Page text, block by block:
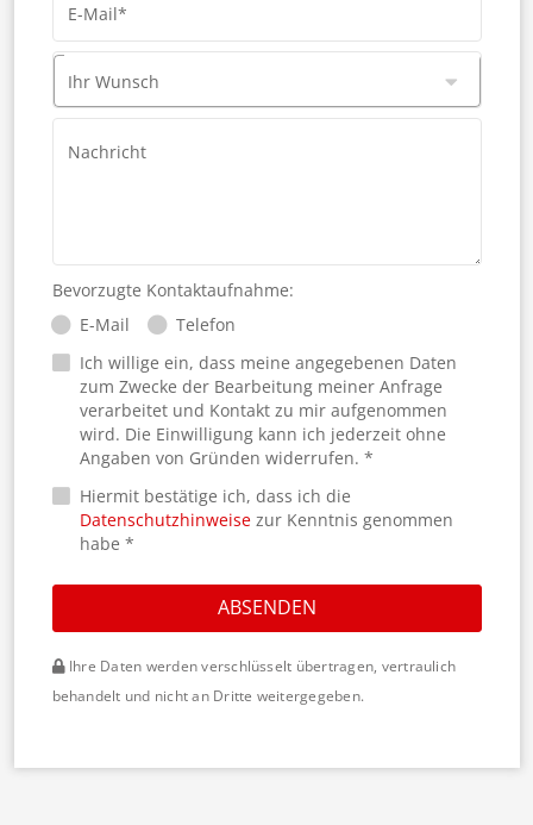
E-Mail*
Ihr Wunsch
Nachricht
Bevorzugte Kontaktaufnahme:
E-Mail
Telefon
Ich willige ein, dass meine angegebenen Daten
zum Zwecke der Bearbeitung meiner Anfrage
verarbeitet und Kontakt zu mir aufgenommen
wird. Die Einwilligung kann ich jederzeit ohne
Angaben von Gründen widerrufen. *
Hiermit bestätige ich, dass ich die
Datenschutzhinweisezur Kenntnis genommen
habe *
ABSENDEN
Ihre Daten werden verschlüsselt übertragen, vertraulich
behandelt und nicht an Dritte weitergegeben.